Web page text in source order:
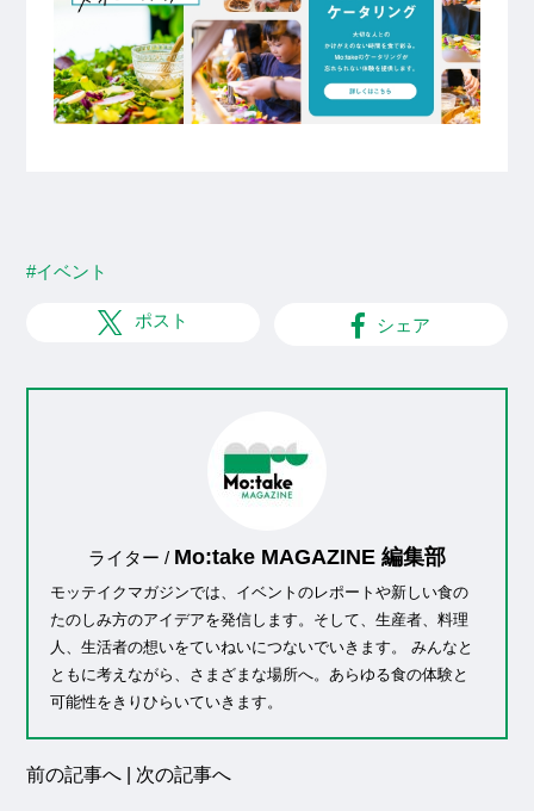
#イベント
ポスト シェア
ライター / Mo:take MAGAZINE 編集部
モッテイクマガジンでは、イベントのレポートや新しい食の
たのしみ方のアイデアを発信します。そして、生産者、料理
人、生活者の想いをていねいにつないでいきます。 みんなと
ともに考えながら、さまざまな場所へ。あらゆる食の体験と
可能性をきりひらいていきます。
前の記事へ 次の記事へ